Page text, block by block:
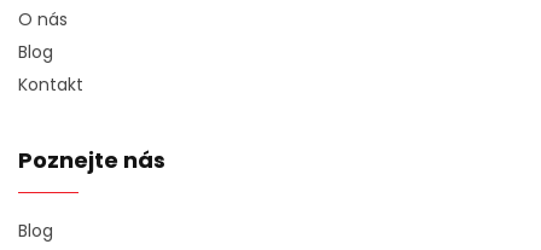
O nás
Blog
Kontakt
Poznejte nás
Blog